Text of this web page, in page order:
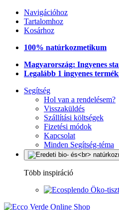
Navigációhoz
Tartalomhoz
Kosárhoz
100% natúrkozmetikum
Magyarország: Ingyenes
Legalább 1 ingyenes
Segítség
Hol van a rendelésem?
Visszaküldés
Szállítási költségek
Fizetési módok
Kapcsolat
Minden Segítség-téma
Több inspiráció
Öko-